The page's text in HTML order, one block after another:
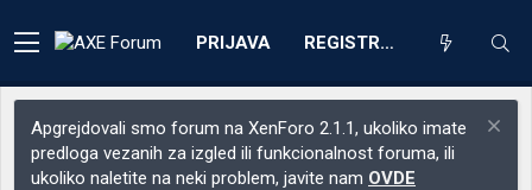
PRIJAVA REGISTRACIJA
Apgrejdovali smo forum na XenForo 2.1.1, ukoliko imate
predloga vezanih za izgled ili funkcionalnost foruma, ili
ukoliko naletite na neki problem, javite nam OVDE